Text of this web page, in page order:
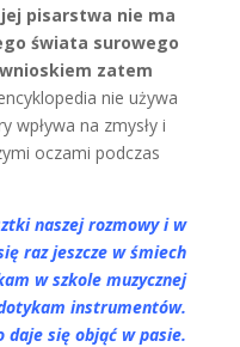
pisarstwa nie ma
świata surowego
zatem
nie używa
wpływa na zmysły i
oczami podczas
naszej rozmowy i w
raz jeszcze w śmiech
w szkole muzycznej
instrumentów.
daje się objąć w pasie.